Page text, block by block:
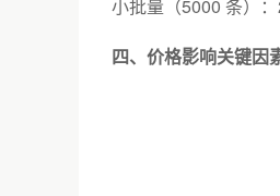
小批量（5000 条）
四、价格影响关键因